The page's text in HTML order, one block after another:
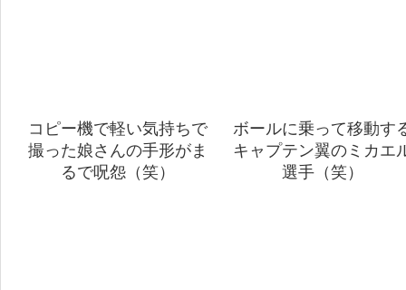
コピー機で軽い気持ちで
撮った娘さんの手形がま
るで呪怨（笑）
ボールに乗って移動す
キャプテン翼のミカエ
選手（笑）